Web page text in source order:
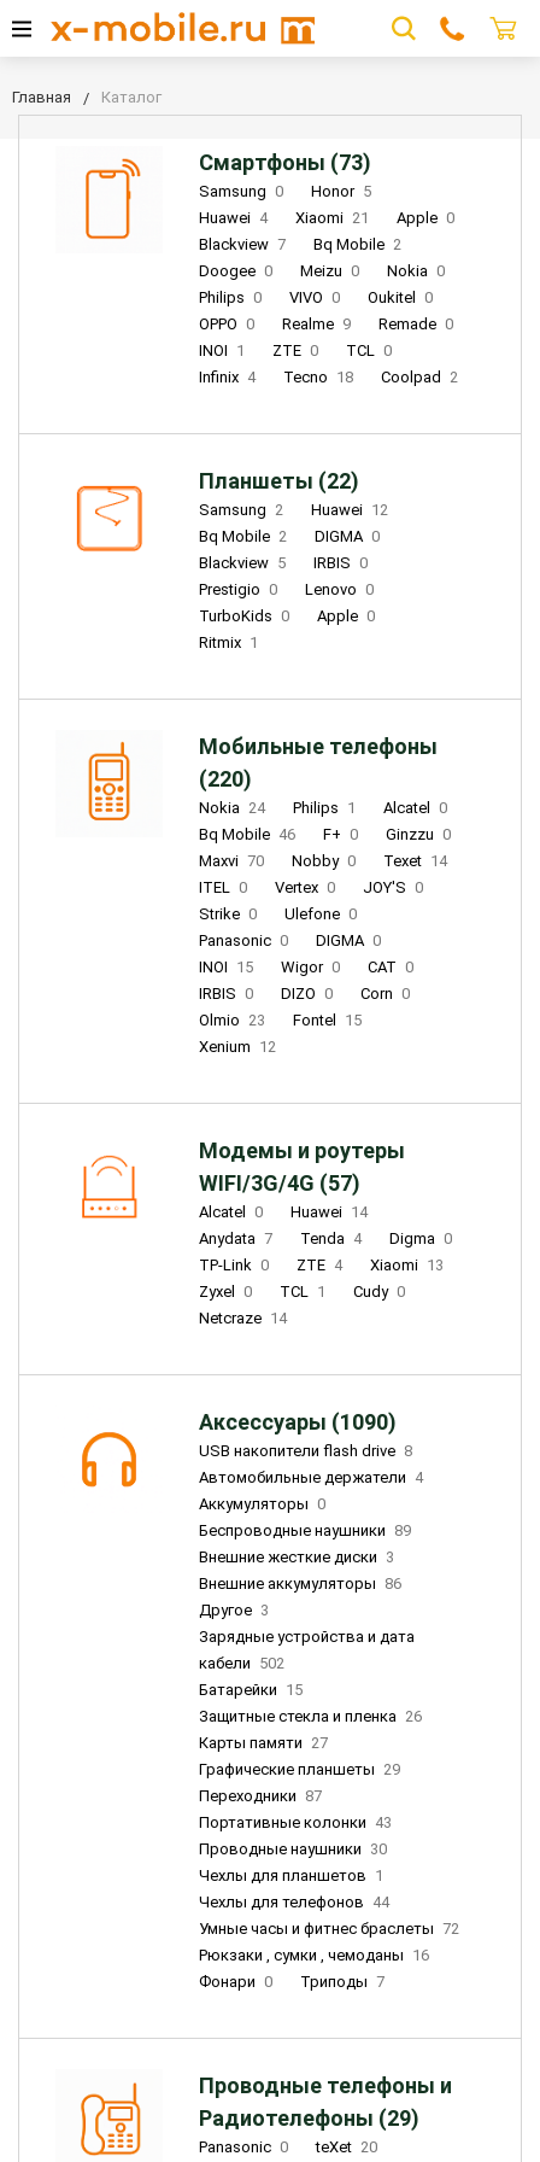
Главная Каталог
Смартфоны (73)
Samsung 0 Honor 5
Huawei 4 Xiaomi 21 Apple 0
Blackview 7 Bq Mobile 2
Doogee 0 Meizu 0 Nokia 0
Philips 0 VIVO 0 Oukitel
0
OPPO 0 Realme 9 Remade 0
INOI 1 ZTE 0 TCL 0
Infinix 4 Tecno 18 Coolpad 2
Планшеты (22)
Samsung 2 Huawei 12
Bq Mobile 2 DIGMA 0
Blackview 5 IRBIS 0
Prestigio 0 Lenovo 0
TurboKids 0 Apple 0
Ritmix 1
Мобильные телефоны
(220)
Nokia 24 Philips 1 Alcatel
0
Bq Mobile 46 F+ 0 Ginzzu 0
Maxvi 70 Nobby 0 Texet 14
ITEL 0 Vertex 0 JOY'S 0
Strike 0 Ulefone 0
Panasonic 0 DIGMA 0
INOI 15 Wigor 0 CAT 0
IRBIS 0 DIZO 0 Corn 0
Olmio 23 Fontel
15
Xenium 12
Модемы и роутеры
WIFI/3G/4G (57)
Alcatel 0 Huawei 14
Anydata 7 Tenda 4 Digma 0
TP-Link 0 ZTE 4 Xiaomi 13
Zyxel
0 TCL 1 Cudy 0
Netcraze 14
Аксессуары (1090)
USB накопители flash drive 8
Автомобильные держатели 4
Аккумуляторы 0
Беспроводные наушники 89
Внешние жесткие диски 3
Внешние аккумуляторы 86
Другое 3
Зарядные устройства и дата
кабели 502
Батарейки 15
Защитные стекла и пленка 26
Карты памяти 27
Графические планшеты 29
Переходники 87
Портативные колонки 43
Проводные наушники 30
Чехлы для планшетов 1
Чехлы для телефонов 44
Умные часы и фитнес браслеты 72
Рюкзаки , сумки , чемоданы 16
Фонари 0 Триподы 7
Проводные телефоны и
Радиотелефоны (29)
Panasonic 0 teXet 20